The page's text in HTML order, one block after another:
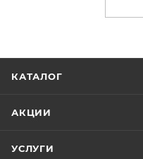
КАТАЛОГ
АКЦИИ
УСЛУГИ